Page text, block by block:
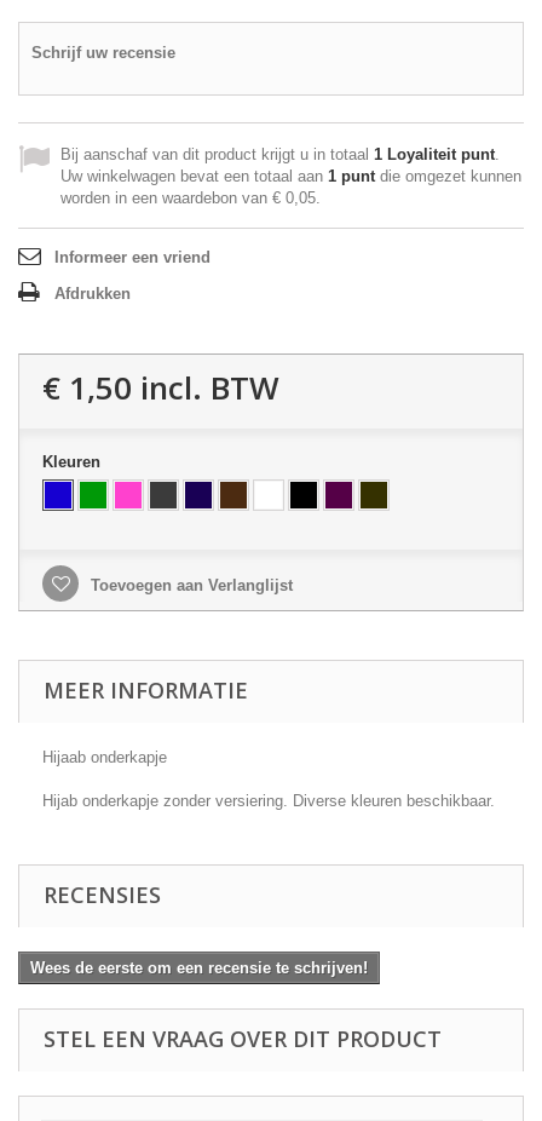
Schrijf uw recensie
Bij aanschaf van dit product krijgt u in totaal 1 Loyaliteit punt.
Uw winkelwagen bevat een totaal aan 1 puntdie omgezet kunnen
worden in een waardebon van € 0,05.
Informeer een vriend
Afdrukken
€ 1,50 incl. BTW
Kleuren
Toevoegen aan Verlanglijst
MEER INFORMATIE
Hijaab onderkapje
Hijab onderkapje zonder versiering. Diverse kleuren beschikbaar.
RECENSIES
Wees de eerste om een recensie te schrijven!
STEL EEN VRAAG OVER DIT PRODUCT